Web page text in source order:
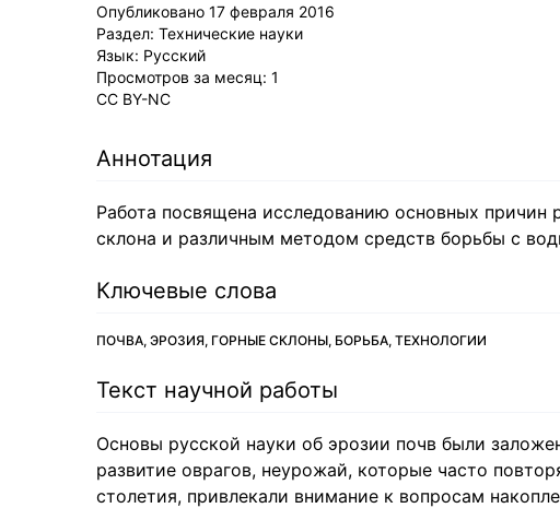
Опубликовано 17 февраля 2016
Раздел: Технические науки
Язык: Русский
Просмотров за месяц: 1
CC BY-NC
Аннотация
Работа посвящена исследованию основных причин
склона и различным методом средств борьбы с
Ключевые слова
ПОЧВА, ЭРОЗИЯ, ГОРНЫЕ СКЛОНЫ, БОРЬБА, ТЕХНОЛОГИИ
Текст научной работы
Основы русской науки об эрозии почв были
развитие оврагов, неурожай, которые часто
столетия, привлекали внимание к вопросам